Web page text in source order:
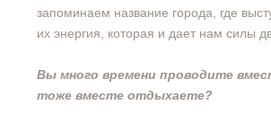
запоминаем название города, где
их энергия, которая и дает нам силы
Вы много времени проводите
тоже вместе отдыхаете?